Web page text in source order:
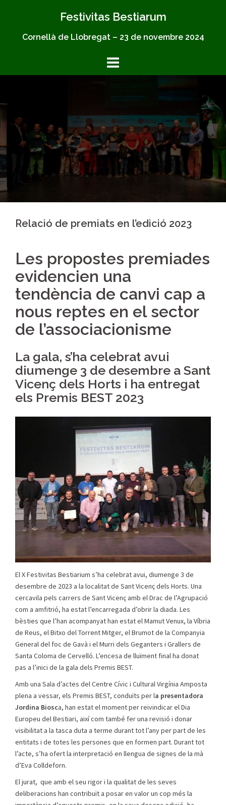
Festivitas Bestiarum
Cornellà de Llobregat – 23 de novembre 2024
Relació de premiats en l’edició 2023
Les propostes premiades
evidencien una
tendència de canvi cap a
nous reptes en el sector
de l’associacionisme
La gala, s’ha celebrat avui
diumenge 3 de desembre a Sant
Vicenç dels Horts i ha entregat
els Premis BEST 2023
El X Festivitas Bestiarium s’ha celebrat avui, diumenge 3 de
desembre de 2023 a la localitat de Sant Vicenç dels Horts. Una
cercavila pels carrers de Sant Vicenç amb el Drac de l’Agrupació
com a amfitrió, ha estat l’encarregada d’obrir la diada. Les
bèsties que l’han acompanyat han estat el Mamut Venux, la Víbria
de Reus, el Bitxo del Torrent Mitger, el Brumot de la Companyia
General del foc de Gavà i el Murri dels Geganters i Grallers de
Santa Coloma de Cervelló. L’encesa de lluïment final ha donat
pas a l’inici de la gala dels Premis BEST.
Amb una Sala d’actes del Centre Cívic i Cultural Virgínia Amposta
plena a vessar, els Premis BEST, conduïts per la presentadora
Jordina Biosca, han estat el moment per reivindicar el Dia
Europeu del Bestiari, així com també fer una revisió i donar
visibilitat a la tasca duta a terme durant tot l’any per part de les
entitats i de totes les persones que en formen part. Durant tot
l’acte, s’ha ofert la interpretació en llengua de signes de la mà
d’Eva Colldeforn.
El jurat, que amb el seu rigor i la qualitat de les seves
deliberacions han contribuït a posar en valor un cop més la